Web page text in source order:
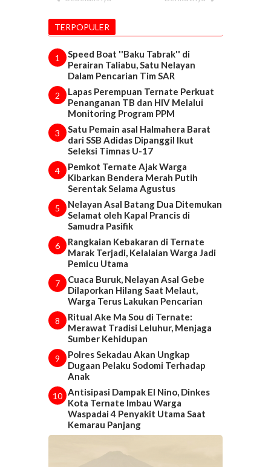
TERPOPULER
1
Speed Boat ''Baku Tabrak'' di
Perairan Taliabu, Satu Nelayan
Dalam Pencarian Tim SAR
2
Lapas Perempuan Ternate Perkuat
Penanganan TB dan HIV Melalui
Monitoring Program PPM
3
Satu Pemain asal Halmahera Barat
dari SSB Adidas Dipanggil Ikut
Seleksi Timnas U-17
4
Pemkot Ternate Ajak Warga
Kibarkan Bendera Merah Putih
Serentak Selama Agustus
5
Nelayan Asal Batang Dua Ditemukan
Selamat oleh Kapal Prancis di
Samudra Pasifik
6
Rangkaian Kebakaran di Ternate
Marak Terjadi, Kelalaian Warga Jadi
Pemicu Utama
7
Cuaca Buruk, Nelayan Asal Gebe
Dilaporkan Hilang Saat Melaut,
Warga Terus Lakukan Pencarian
8
Ritual Ake Ma Sou di Ternate:
Merawat Tradisi Leluhur, Menjaga
Sumber Kehidupan
9
Polres Sekadau Akan Ungkap
Dugaan Pelaku Sodomi Terhadap
Anak
10 Antisipasi Dampak El Nino, Dinkes
Kota Ternate Imbau Warga
Waspadai 4 Penyakit Utama Saat
Kemarau Panjang